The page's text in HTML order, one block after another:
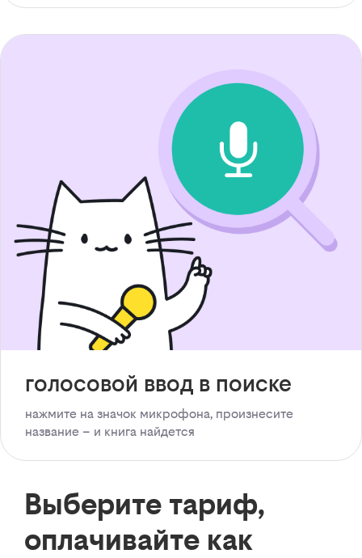
голосовой ввод в поиске
нажмите на значок микрофона, произнесите
название – и книга найдется
Выберите тариф,
оплачивайте как